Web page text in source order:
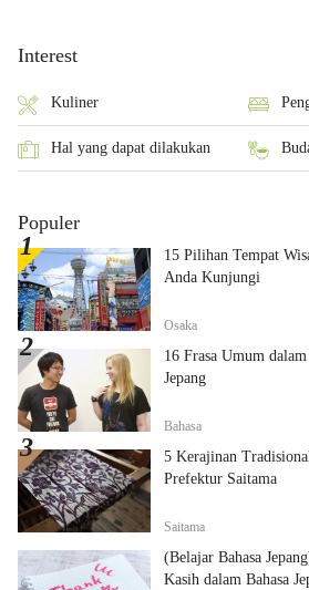
Interest
Kuliner
Hal yang dapat dilakukan
Populer
15 Pilihan Tempat
Anda Kunjungi
Osaka
16 Frasa Umum
Jepang
Bahasa
5 Kerajinan
Prefektur Saitama
Saitama
(Belajar Bahasa Jepang) 7 Ungkapan
Kasih dalam Bahasa